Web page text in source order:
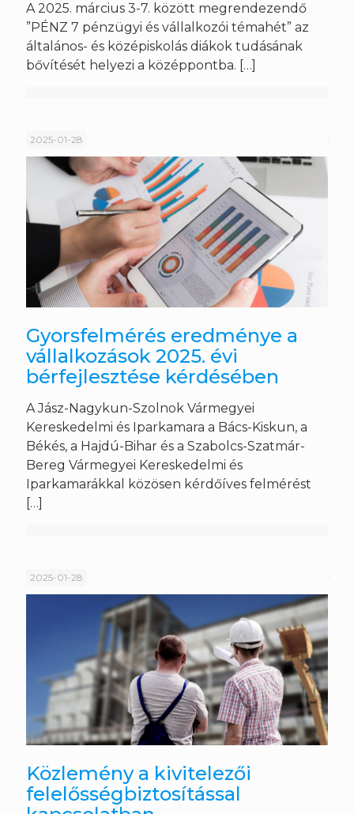
A 2025. március 3-7. között megrendezendő
”PÉNZ 7 pénzügyi és vállalkozói témahét” az
általános- és középiskolás diákok tudásának
bővítését helyezi a középpontba. […]
2025-01-28
Gyorsfelmérés eredménye a
vállalkozások 2025. évi
bérfejlesztése kérdésében
A Jász-Nagykun-Szolnok Vármegyei
Kereskedelmi és Iparkamara a Bács-Kiskun, a
Békés, a Hajdú-Bihar és a Szabolcs-Szatmár-
Bereg Vármegyei Kereskedelmi és
Iparkamarákkal közösen kérdőíves felmérést
[…]
2025-01-28
Közlemény a kivitelezői
felelősségbiztosítással